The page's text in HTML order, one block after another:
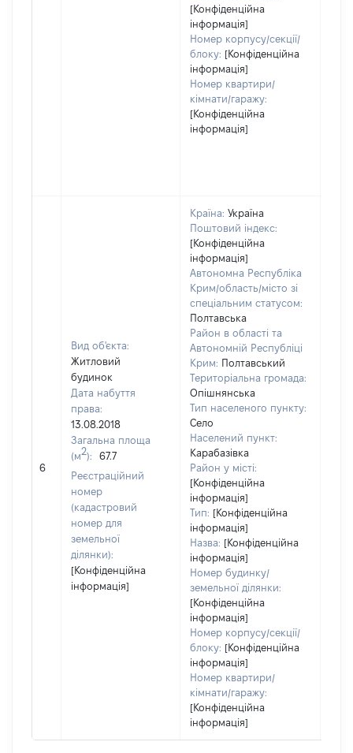
[Конфіденційна
інформація]
Номер корпусу/секції/
блоку: [Конфіденційна
інформація]
Номер квартири/
кімнати/гаражу:
[Конфіденційна
інформація]
6
Вид об'єкта:
Житловий
будинок
Дата набуття
права:
13.08.2018
Загальна площа
(м2):
67.7
Реєстраційний
номер
(кадастровий
номер для
земельної
ділянки):
[Конфіденційна
інформація]
Країна: Україна
Поштовий індекс:
[Конфіденційна
інформація]
Автономна Республіка
Крим/область/місто зі
спеціальним статусом:
Полтавська
Район в області та
Автономній Республіці
Крим: Полтавський
Територіальна громада:
Опішнянська
Тип населеного пункту:
Село
Населений пункт:
Карабазівка
Район у місті:
[Конфіденційна
інформація]
Тип: [Конфіденційна
інформація]
Назва: [Конфіденційна
інформація]
Номер будинку/
земельної ділянки:
[Конфіденційна
інформація]
Номер корпусу/секції/
блоку: [Конфіденційна
інформація]
Номер квартири/
кімнати/гаражу:
[Конфіденційна
інформація]